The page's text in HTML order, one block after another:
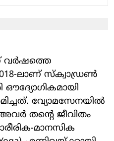
വർഷത്തെ
ലാണ് സ്ക്വാഡ്രൺ
ഔദ്യോഗികമായി
വ്യോമസേനയിൽ
അവർ തന്റെ ജീവിതം
മാനസിക